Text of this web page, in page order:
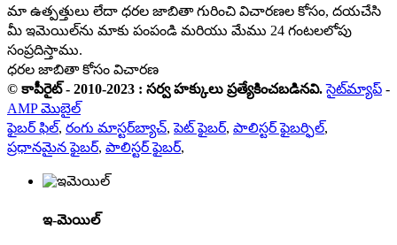
మా ఉత్పత్తులు లేదా ధరల జాబితా గురించి విచారణల కోసం, దయచేసి
మీ ఇమెయిల్‌ను మాకు పంపండి మరియు మేము 24 గంటలలోపు
సంప్రదిస్తాము.
ధరల జాబితా కోసం విచారణ
© కాపీరైట్ - 2010-2023 : సర్వ హక్కులు ప్రత్యేకించబడినవి. సైట్‌మ్యాప్ -
AMP మొబైల్
ఫైబర్ ఫిల్, రంగు మాస్టర్‌బ్యాచ్,పెట్ ఫైబర్, పాలిస్టర్ ఫైబర్ఫిల్,
ప్రధానమైన ఫైబర్, పాలిస్టర్ ఫైబర్,
ఇ-మెయిల్